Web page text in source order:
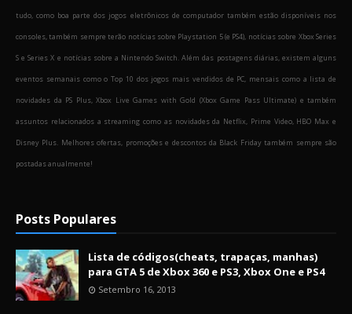
tudo, como boa parte dos jogos eletrônicos de computador também estão disponíveis nos
consoles, também sempre terão notícias sobre Playstation 5 (e PS4), notícias sobre Xbox Series
S e Series X e notícias sobre a Nintendo Switch. Além das postagens diárias, existem alguns
eventos semanais como o Top 10 dos jogos mais vendidos de PC, mensais como a lista de
novidades da PS Plus, Xbox Live Games with Gold (Xbox Game Pass Ultimate) e também
assuntos relacionados a streaming como as novidades da Netflix, Prime Video, HBO Max e
Disney Plus. Melhores ofertas, promoções e descontos da Black Friday também sempre são
postadas anualmente!
Posts Populares
Lista de códigos(cheats, trapaças, manhas)
para GTA 5 de Xbox 360 e PS3, Xbox One e PS4
Setembro 16, 2013